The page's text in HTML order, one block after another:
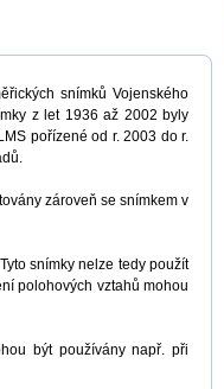
snímků Vojenského
z let 1936 až 2002 byly
pořízené od r. 2003 do r.
zároveň se snímkem v
snímky nelze tedy použít
polohových vztahů mohou
být používány např. při